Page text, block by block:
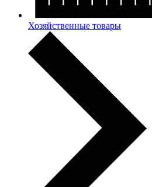
Хозяйственные товары